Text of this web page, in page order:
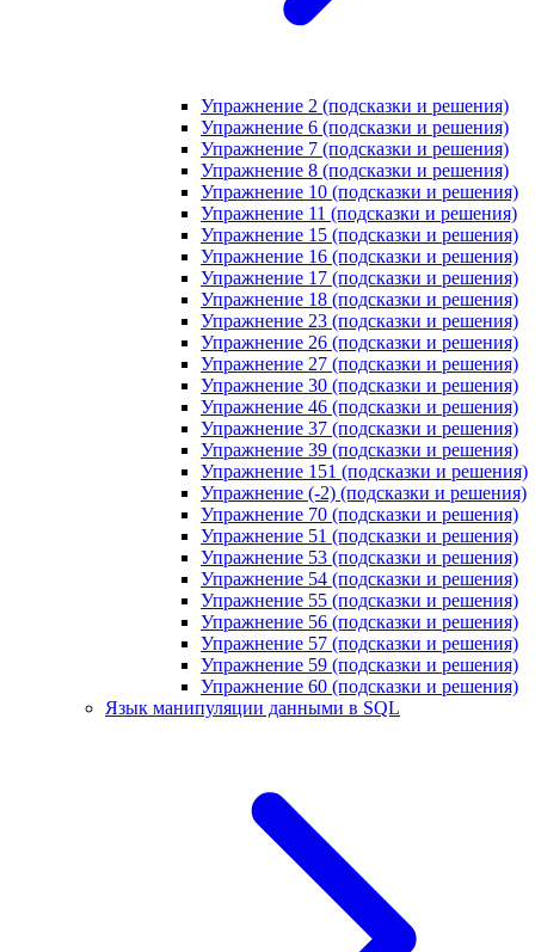
Упражнение 2 (подсказки и решения)
Упражнение 6 (подсказки и решения)
Упражнение 7 (подсказки и решения)
Упражнение 8 (подсказки и решения)
Упражнение 10 (подсказки и решения)
Упражнение 11 (подсказки и решения)
Упражнение 15 (подсказки и решения)
Упражнение 16 (подсказки и решения)
Упражнение 17 (подсказки и решения)
Упражнение 18 (подсказки и решения)
Упражнение 23 (подсказки и решения)
Упражнение 26 (подсказки и решения)
Упражнение 27 (подсказки и решения)
Упражнение 30 (подсказки и решения)
Упражнение 46 (подсказки и решения)
Упражнение 37 (подсказки и решения)
Упражнение 39 (подсказки и решения)
Упражнение 151 (подсказки и решения)
Упражнение (-2) (подсказки и решения)
Упражнение 70 (подсказки и решения)
Упражнение 51 (подсказки и решения)
Упражнение 53 (подсказки и решения)
Упражнение 54 (подсказки и решения)
Упражнение 55 (подсказки и решения)
Упражнение 56 (подсказки и решения)
Упражнение 57 (подсказки и решения)
Упражнение 59 (подсказки и решения)
Упражнение 60 (подсказки и решения)
Язык манипуляции данными в SQL